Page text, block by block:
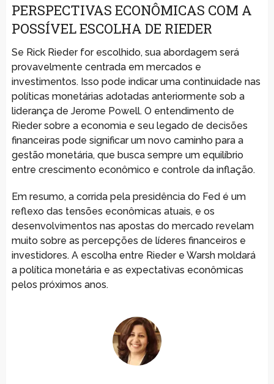
PERSPECTIVAS ECONÔMICAS COM A
POSSÍVEL ESCOLHA DE RIEDER
Se Rick Rieder for escolhido, sua abordagem será
provavelmente centrada em mercados e
investimentos. Isso pode indicar uma continuidade nas
políticas monetárias adotadas anteriormente sob a
liderança de Jerome Powell. O entendimento de
Rieder sobre a economia e seu legado de decisões
financeiras pode significar um novo caminho para a
gestão monetária, que busca sempre um equilíbrio
entre crescimento econômico e controle da inflação.
Em resumo, a corrida pela presidência do Fed é um
reflexo das tensões econômicas atuais, e os
desenvolvimentos nas apostas do mercado revelam
muito sobre as percepções de líderes financeiros e
investidores. A escolha entre Rieder e Warsh moldará
a política monetária e as expectativas econômicas
pelos próximos anos.